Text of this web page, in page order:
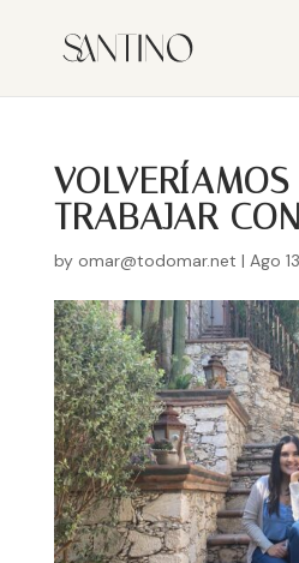
TRABAJAR
by omar@todomar.net | Ago